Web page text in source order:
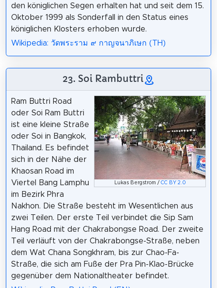
den königlichen Segen erhalten hat und seit dem 15.
Oktober 1999 als Sonderfall in den Status eines
königlichen Klosters erhoben wurde.
Wikipedia: วัดพระราม ๙ กาญจนาภิเษก (TH)
23. Soi Rambuttri
Lukas Bergstrom / CC BY 2.0
Ram Buttri Road
oder Soi Ram Buttri
ist eine kleine Straße
oder Soi in Bangkok,
Thailand. Es befindet
sich in der Nähe der
Khaosan Road im
Viertel Bang Lamphu
im Bezirk Phra
Nakhon. Die Straße besteht im Wesentlichen aus
zwei Teilen. Der erste Teil verbindet die Sip Sam
Hang Road mit der Chakrabongse Road. Der zweite
Teil verläuft von der Chakrabongse-Straße, neben
dem Wat Chana Songkhram, bis zur Chao-Fa-
Straße, die sich am Fuße der Pra Pin-Klao-Brücke
gegenüber dem Nationaltheater befindet.